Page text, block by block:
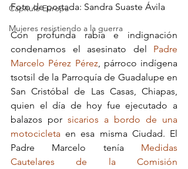
Capítulo Europa
Mujeres resistiendo a la guerra
Foto de portada: Sandra Suaste Ávila
Con profunda rabia e indignación
condenamos el asesinato del Padre
Marcelo Pérez Pérez, párroco indígena
tsotsil de la Parroquía de Guadalupe en
San Cristóbal de Las Casas, Chiapas,
quien el día de hoy fue ejecutado a
balazos por sicarios a bordo de una
motocicleta en esa misma Ciudad. El
Padre Marcelo tenía Medidas
Cautelares de la Comisión